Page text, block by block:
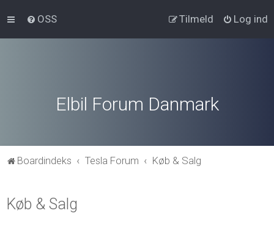
OSS Log ind
Tilmeld
Elbil Forum Danmark
Boardindeks Tesla Forum Køb & Salg
Køb & Salg